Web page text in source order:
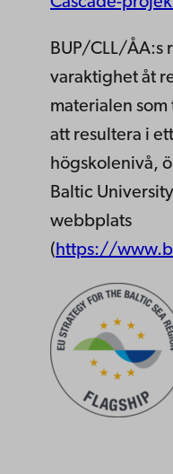
BUP/CLL/ÅA:s
varaktighet åt
materialen som
att resultera i
högskolenivå,
Baltic
webbplats
( https://